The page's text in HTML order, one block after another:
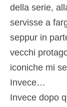
della serie,
servisse a
seppur in
vecchi
iconiche mi
Invece…
Invece dopo